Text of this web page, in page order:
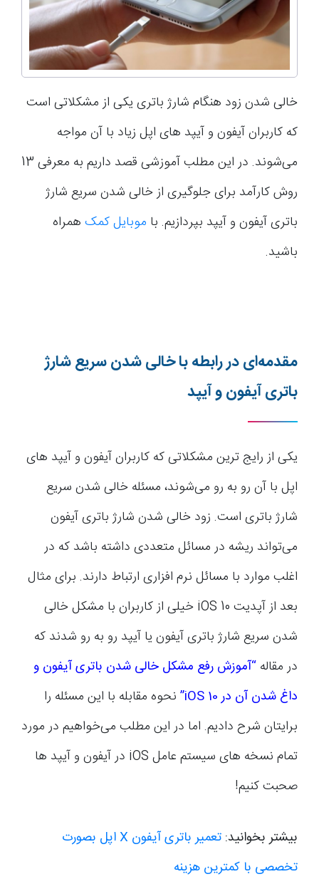
خالی شدن زود هنگام شارژ باتری یکی از مشکلاتی است
که کاربران آیفون و آیپد های اپل زیاد با آن مواجه
می‌شوند. در این مطلب آموزشی قصد داریم به معرفی 13
روش کارآمد برای جلوگیری از خالی شدن سریع شارژ
باتری آیفون و آیپد بپردازیم. با موبایل کمک همراه
باشید.
مقدمه‌ای در رابطه با خالی شدن سریع شارژ
باتری آیفون و آیپد
یکی از رایج ترین مشکلاتی که کاربران آیفون و آیپد های
اپل با آن رو به رو می‌شوند، مسئله خالی شدن سریع
شارژ باتری است. زود خالی شدن شارژ باتری آیفون
می‌تواند ریشه در مسائل متعددی داشته باشد که در
اغلب موارد با مسائل نرم افزاری ارتباط دارند. برای مثال
بعد از آپدیت iOS 10 خیلی از کاربران با مشکل خالی
شدن سریع شارژ باتری آیفون یا آیپد رو به رو شدند که
در مقاله “آموزش رفع مشکل خالی شدن باتری آیفون و
داغ شدن آن در iOS 10”
نحوه مقابله با این مسئله را
برایتان شرح دادیم. اما در این مطلب می‌خواهیم در مورد
تمام نسخه های سیستم عامل iOS در آیفون و آیپد ها
صحبت کنیم!
بیشتر بخوانید:
تعمیر باتری آیفون X اپل بصورت
تخصصی با کمترین هزینه